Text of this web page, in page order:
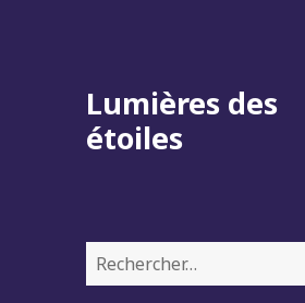
Lumières des
étoiles
Rechercher :